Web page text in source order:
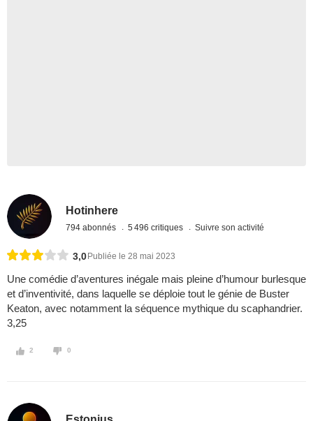
Hotinhere
794 abonnés 5 496 critiques Suivre son activité
3,0 Publiée le 28 mai 2023
Une comédie d’aventures inégale mais pleine d’humour burlesque
et d’inventivité, dans laquelle se déploie tout le génie de Buster
Keaton, avec notamment la séquence mythique du scaphandrier.
3,25
2 0